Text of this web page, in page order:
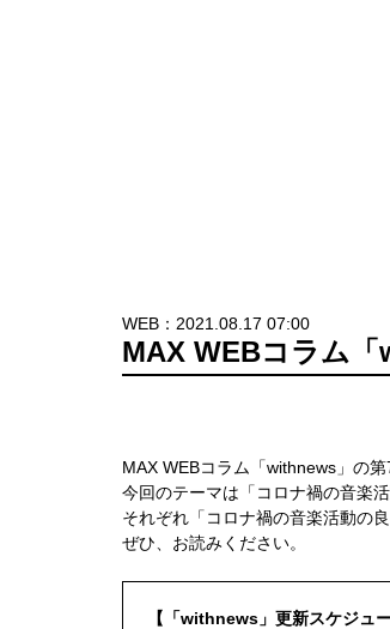
WEB：2021.08.17 07:00
MAX WEBコラム「
MAX WEBコラム「withnews」の
今回のテーマは「コロナ禍の音楽
それぞれ「コロナ禍の音楽活動の
ぜひ、お読みください。
【「withnews」更新スケジュー